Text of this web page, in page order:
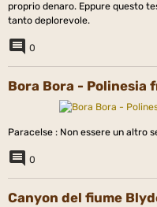
proprio denaro. Eppure questo
tanto deplorevole.
0
Bora Bora - Polinesia
Paracelse : Non essere un altro
0
Canyon del fiume